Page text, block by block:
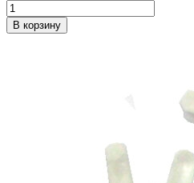
В корзину